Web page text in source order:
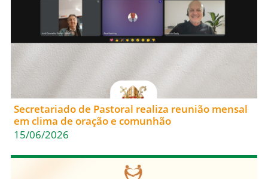
Secretariado de Pastoral realiza reunião mensal
em clima de oração e comunhão
15/06/2026